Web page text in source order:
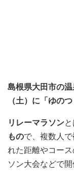
島根県大田市の
（土）に「ゆの
リレーマラソン
もので、複数人
れた距離やコー
ソン大会などで